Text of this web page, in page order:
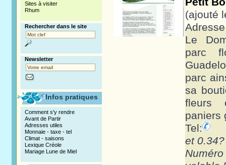
(ajouté
Le
parc
parc
sa
fleurs
paniers
Tel:
et
Sites à visiter
Rhum
Rechercher dans le site
Newsletter
Infos pratiques
Comment s'y rendre
Avant de Partir
Adresses utiles
Monnaie - taxe - tel
Climat - saisons
Lexique Créole
Mariage Lune de Miel